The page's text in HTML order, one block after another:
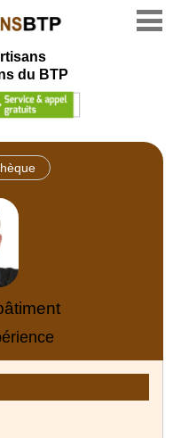
du BTP